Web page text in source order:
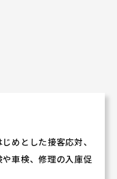
多めの110日!!
スタッフは日々協
めとした接客応対、
車検、修理の入庫促